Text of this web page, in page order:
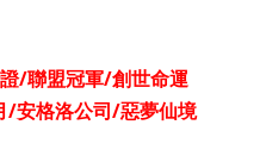
/聯盟冠軍/創世命運
安格洛公司/惡夢仙境